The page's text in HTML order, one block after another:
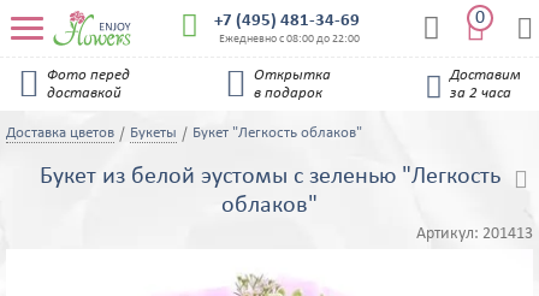
 +7 (495) 481-34-69
Ежедневно с 08:00 до 22:00  
0 

Фото перед
доставкой

Открытка
в подарок

Доставим
за 2 часа
Доставка цветов Букеты Букет "Легкость облаков"
Букет из белой эустомы с зеленью "Легкость
облаков"
Артикул: 201413
